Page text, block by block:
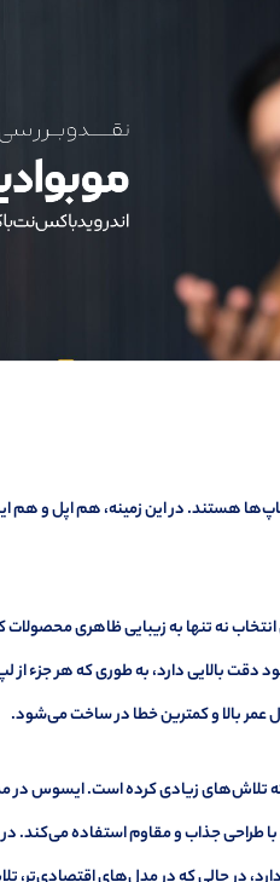
هستند. در این زمینه، هم اپل و
نه تنها به زیبایی ظاهری
بالایی دارد، به طوری که هر جزء از
عمر بالا و کمترین خطا در ساخت می‌شود.
تلاش‌های زیادی کرده است. ایسوس
با طراحی جذاب و مقاوم استفاده می‌کند.